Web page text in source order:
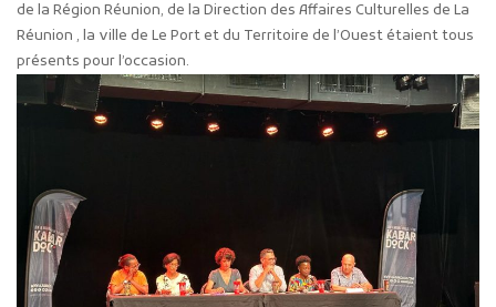
de la Région Réunion, de la Direction des Affaires Culturelles de La
Réunion , la ville de Le Port et du Territoire de l’Ouest étaient tous
présents pour l’occasion.